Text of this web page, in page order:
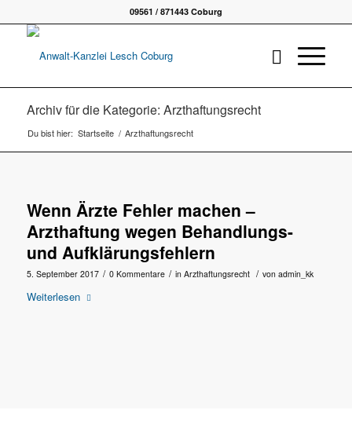
09561 / 871443 Coburg
Archiv für die Kategorie: Arzthaftungsrecht
Du bist hier: Startseite / Arzthaftungsrecht
Wenn Ärzte Fehler machen –
Arzthaftung wegen Behandlungs-
und Aufklärungsfehlern
5. September 2017 / 0 Kommentare / in Arzthaftungsrecht / von admin_kk
Weiterlesen